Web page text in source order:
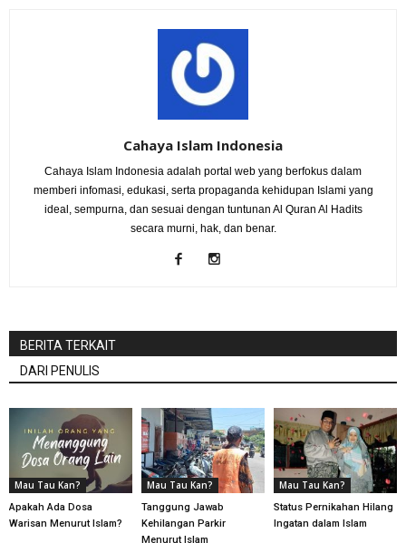
Cahaya Islam Indonesia
Cahaya Islam Indonesia adalah portal web yang berfokus dalam
memberi infomasi, edukasi, serta propaganda kehidupan Islami yang
ideal, sempurna, dan sesuai dengan tuntunan Al Quran Al Hadits
secara murni, hak, dan benar.
BERITA TERKAIT
DARI PENULIS
Mau Tau Kan?
Apakah Ada Dosa
Warisan Menurut Islam?
Mau Tau Kan?
Tanggung Jawab
Kehilangan Parkir
Menurut Islam
Mau Tau Kan?
Status Pernikahan Hilang
Ingatan dalam Islam